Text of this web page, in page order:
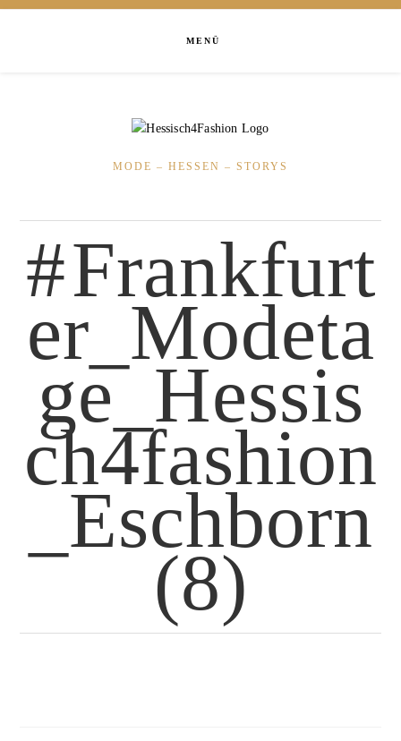
MENÜ
MODE – HESSEN – STORYS
Frankfurt
er_Modeta
ge_Hessis
ch4fashion
_Eschborn
(8)